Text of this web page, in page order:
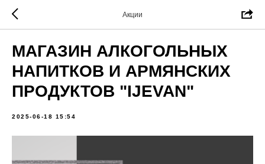
Акции
МАГАЗИН АЛКОГОЛЬНЫХ
НАПИТКОВ И АРМЯНСКИХ
ПРОДУКТОВ "IJEVAN"
2025-06-18 15:54